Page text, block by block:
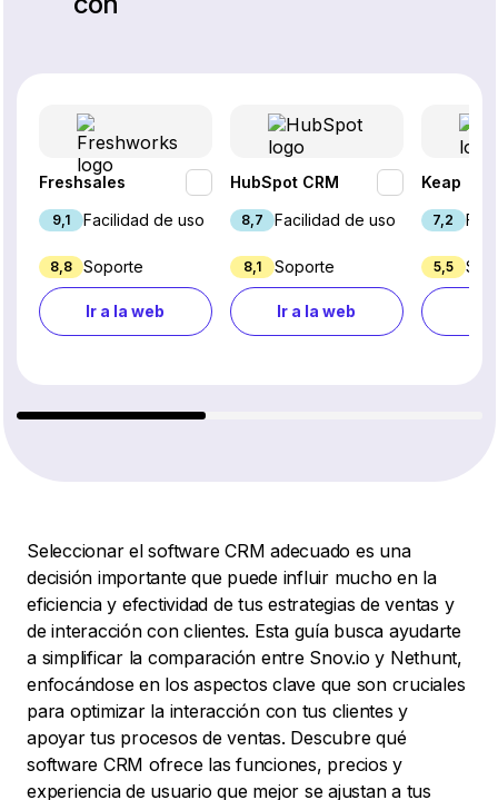
Freshsales
9,1 Facilidad de uso
8,8 Soporte
Ir a la web
HubSpot CRM
8,7 Facilidad de uso
8,1 Soporte
Ir a la web
Keap
7,2
5,5
Seleccionar el software CRM adecuado es una
decisión importante que puede influir mucho en la
eficiencia y efectividad de tus estrategias de ventas y
de interacción con clientes. Esta guía busca ayudarte
a simplificar la comparación entre Snov.io y Nethunt,
enfocándose en los aspectos clave que son cruciales
para optimizar la interacción con tus clientes y
apoyar tus procesos de ventas. Descubre qué
software CRM ofrece las funciones, precios y
experiencia de usuario que mejor se ajustan a tus